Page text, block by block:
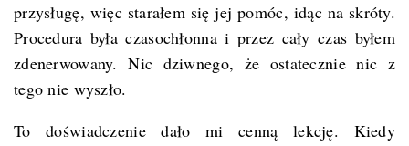
przysługę, więc starałem się jej pomóc, idąc na skróty.
Procedura była czasochłonna i przez cały czas byłem
zdenerwowany. Nic dziwnego, że ostatecznie nic z
tego nie wyszło.
To doświadczenie dało mi cenną lekcję. Kiedy